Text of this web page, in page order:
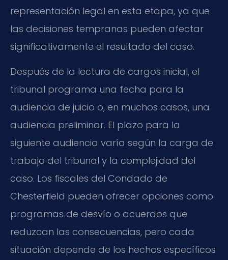
representación legal en esta etapa, ya que
las decisiones tempranas pueden afectar
significativamente el resultado del caso.
Después de la lectura de cargos inicial, el
tribunal programa una fecha para la
audiencia de juicio o, en muchos casos, una
audiencia preliminar. El plazo para la
siguiente audiencia varía según la carga de
trabajo del tribunal y la complejidad del
caso. Los fiscales del Condado de
Chesterfield pueden ofrecer opciones como
programas de desvío o acuerdos que
reduzcan las consecuencias, pero cada
situación depende de los hechos específicos